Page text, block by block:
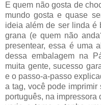
E quem não gosta de
mundo gosta e quase
ideia além de ser linda é
grana (e quem não
presentear, essa é uma
dessa embalagem na
muita gente, sucesso
e o passo-a-passo
a tag, você pode
português, na impressora